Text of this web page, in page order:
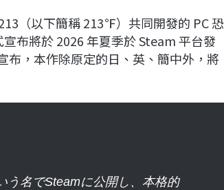
（以下簡稱 213℉）共同開發的 PC 恐
布將於 2026 年夏季於 Steam 平台發
布，本作除原定的日、英、簡中外，將
う名でSteamに公開し、本格的